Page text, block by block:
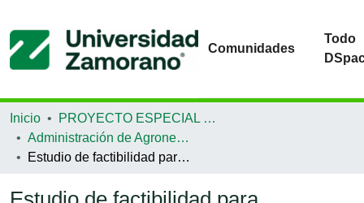
Comunidades
Todo
Inicio
PROYECTO ESPECIAL DE GRADUACIÓN
Administración de Agronegocios
Estudio de factibilidad para producción y exportación de plátano en Agrícola Ganadera CCP, Choluteca Honduras